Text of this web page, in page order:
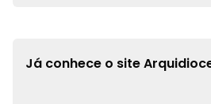
Já conhece o site